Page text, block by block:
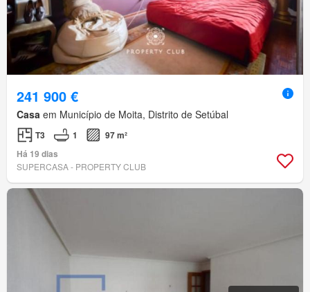
241 900 €
Casa em Município de Moita, Distrito de Setúbal
T3 1
97 m²
Há 19 dias
SUPERCASA - PROPERTY CLUB